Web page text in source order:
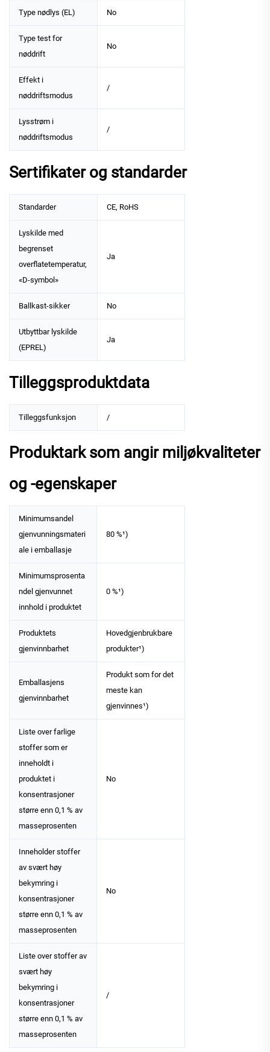
Type nødlys (EL) No
Type test for
nøddrift
No
Effekt i
nøddriftsmodus
/
Lysstrøm i
nøddriftsmodus
/
Sertifikater og standarder
Standarder CE, RoHS
Lyskilde med
begrenset
overflatetemperatur,
«D-symbol»
Ja
Ballkast-sikker No
Utbyttbar lyskilde
(EPREL)
Ja
Tilleggsproduktdata
Tilleggsfunksjon /
Produktark som angir miljøkvaliteter
og -egenskaper
Minimumsandel
gjenvunningsmateri
ale i emballasje
80 %¹)
Minimumsprosenta
ndel gjenvunnet
innhold i produktet
0 %¹)
Produktets
gjenvinnbarhet
Hovedgjenbrukbare
produkter¹)
Emballasjens
gjenvinnbarhet
Produkt som for det
meste kan
gjenvinnes¹)
Liste over farlige
stoffer som er
inneholdt i
produktet i
konsentrasjoner
større enn 0,1 % av
masseprosenten
No
Inneholder stoffer
av svært høy
bekymring i
konsentrasjoner
større enn 0,1 % av
masseprosenten
No
Liste over stoffer av
svært høy
bekymring i
konsentrasjoner
større enn 0,1 % av
masseprosenten
/